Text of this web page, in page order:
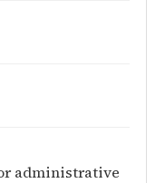
administrative